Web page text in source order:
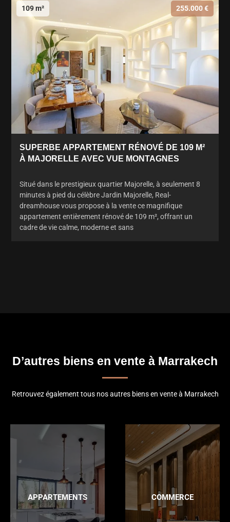
109 m² 255.000 €
SUPERBE APPARTEMENT RÉNOVÉ DE 109 M²
À MAJORELLE AVEC VUE MONTAGNES
Situé dans le prestigieux quartier Majorelle, à seulement 8
minutes à pied du célèbre Jardin Majorelle, Real-
dreamhouse vous propose à la vente ce magnifique
appartement entièrement rénové de 109 m², offrant un
cadre de vie calme, moderne et sans
D’autres biens en vente à Marrakech
Retrouvez également tous nos autres biens en vente à Marrakech
APPARTEMENTS COMMERCE